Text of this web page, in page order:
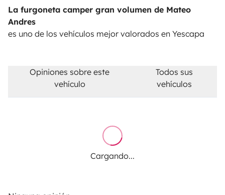
La furgoneta camper gran volumen de Mateo
Andres
es uno de los vehículos mejor valorados en Yescapa
Opiniones sobre este
vehículo
Todos sus
vehículos
Cargando...